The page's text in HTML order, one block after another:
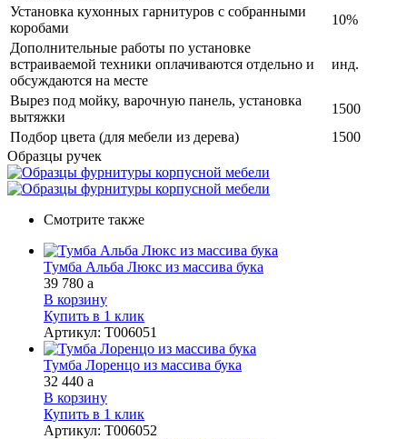
Установка кухонных гарнитуров с собранными
коробами
10%
Дополнительные работы по установке
встраиваемой техники оплачиваются отдельно и
обсуждаются на месте
инд.
Вырез под мойку, варочную панель, установка
вытяжки
1500
Подбор цвета (для мебели из дерева)
1500
Образцы ручек
Смотрите также
Тумба Альба Люкс из массива бука
39 780 a
В корзину
Купить в 1 клик
Артикул: Т006051
Тумба Лоренцо из массива бука
32 440 a
В корзину
Купить в 1 клик
Артикул: Т006052